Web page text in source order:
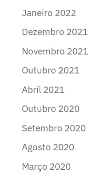
Janeiro 2022
Dezembro 2021
Novembro 2021
Outubro 2021
Abril 2021
Outubro 2020
Setembro 2020
Agosto 2020
Março 2020